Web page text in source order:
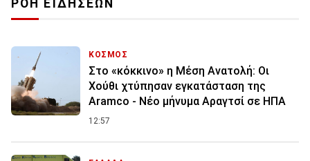
ΡΟΗ ΕΙΔΗΣΕΩΝ
ΚΟΣΜΟΣ
Στο «κόκκινο» η Μέση Ανατολή: Οι
Χούθι χτύπησαν εγκατάσταση της
Aramco - Νέο μήνυμα Αραγτσί σε ΗΠΑ
12:57